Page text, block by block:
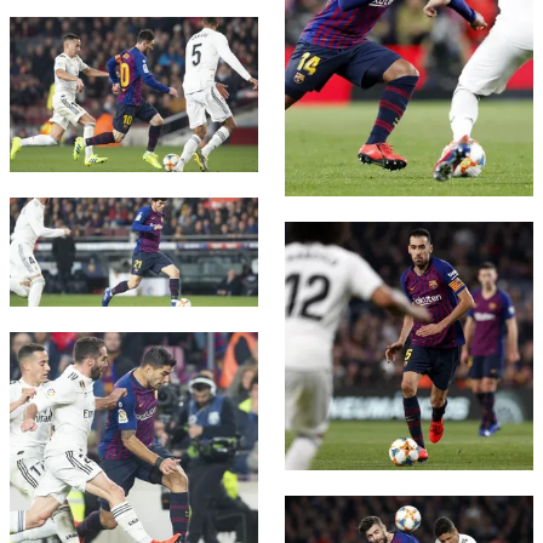
FC Barcelona club badge
FC Barcelona club badge
FC Barcelona club badge
FC Barcelona club badge
FC Barcelona club badge